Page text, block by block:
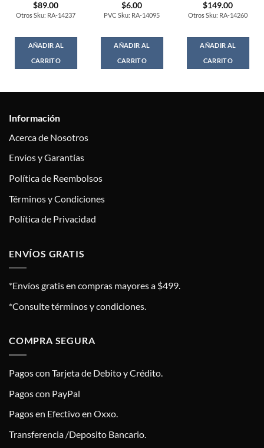
$89.00
Otros Sku: RA-14237
AÑADIR AL
CARRITO
$6.00
PVC Sku: RA-14095
AÑADIR AL
CARRITO
$149.00
Otros Sku: RA-14260
AÑADIR AL
CARRITO
Información
Acerca de Nosotros
Envíos y Garantías
Política de Reembolsos
Términos y Condiciones
Política de Privacidad
ENVÍOS GRATIS
*Envíos gratis en compras mayores a $499.
*Consulte términos y condiciones.
COMPRA SEGURA
Pagos con Tarjeta de Debito y Crédito.
Pagos con PayPal
Pagos en Efectivo en Oxxo.
Transferencia /Deposito Bancario.